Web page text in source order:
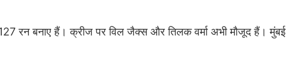
रन बनाए हैं। क्रीज पर विल जैक्स और तिलक वर्मा अभी मौजूद हैं। मुंबई